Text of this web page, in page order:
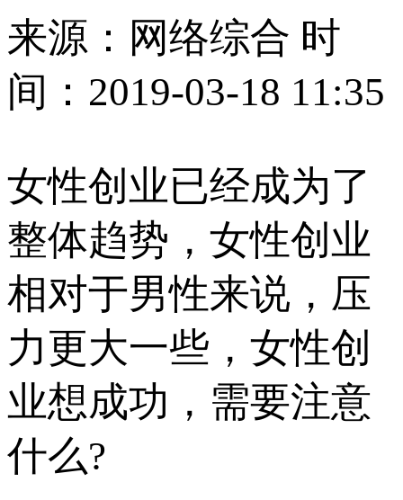
来源： 网络综合 时
间：2019-03-18 11:35
女性创业已经成为了
整体趋势，女性创业
相对于男性来说，压
力更大一些，女性创
业想成功，需要注意
什么?